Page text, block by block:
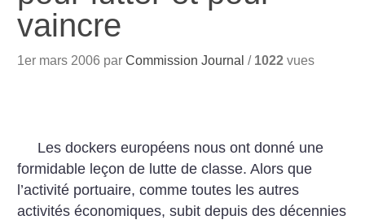
vaincre
1er mars 2006 parCommission Journal / 1022 vues
Les dockers européens nous ont donné une
formidable leçon de lutte de classe. Alors que
l’activité portuaire, comme toutes les autres
activités économiques, subit depuis des décennies